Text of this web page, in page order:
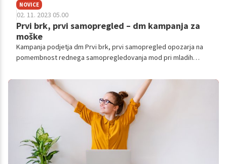
NOVICE
02. 11. 2023 05.00
Prvi brk, prvi samopregled – dm kampanja za
moške
Kampanja podjetja dm Prvi brk, prvi samopregled opozarja na
pomembnost rednega samopregledovanja mod pri mladih
metoda, za katero se priporoča, da jo redno izvaja vsak moški
po 15. letu starosti. Rak mod je namreč prvenstveno bolezen
mladih moških, najpogosteje se pojavlja pri moških v starosti
18–35 let. Redno samopregledovanje mod omogoča zgodnje
odkritje te vrste raka, zato dm s kampanjo Prvi brk, prvi
samopregled nagovarja mlajše moške, da ob rasti prvih
obraznih dlak začnejo tudi z rednim samopregledovanjem mod.